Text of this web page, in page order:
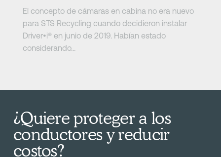
El concepto de cámaras en cabina no era nuevo
para STS Recycling cuando decidieron instalar
Driver•i® en junio de 2019. Habían estado
considerando...
¿Quiere proteger a los
conductores y reducir
costos?